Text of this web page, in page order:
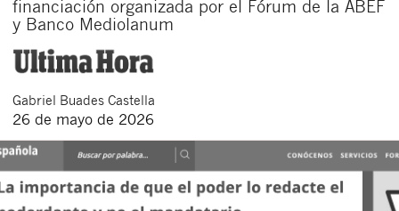
financiación organizada por el Fórum de la ABEF
y Banco Mediolanum
Gabriel Buades Castella
26 de mayo de 2026